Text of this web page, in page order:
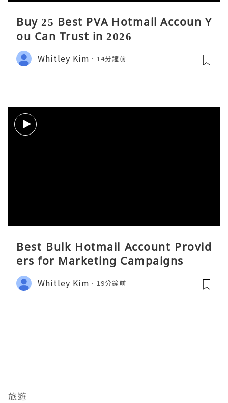
Buy 25 Best PVA Hotmail Accoun Y
ou Can Trust in 2026
Whitley Kim 14分鐘前
Best Bulk Hotmail Account Provid
ers for Marketing Campaigns
Whitley Kim 19分鐘前
旅遊